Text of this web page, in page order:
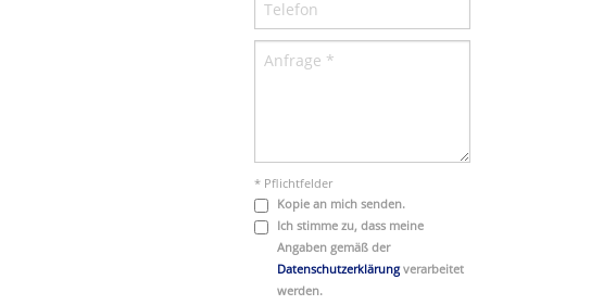
* Pflichtfelder
Kopie an mich senden.
Ich stimme zu, dass meine
Angaben gemäß der
Datenschutzerklärungverarbeitet
werden.